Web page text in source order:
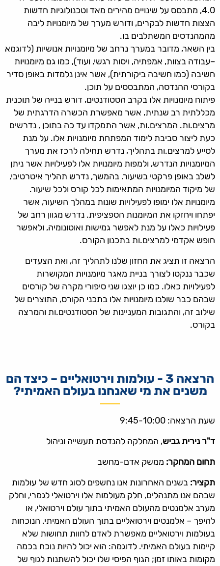
4.0, מתבסס על שינויים מהירים מאד וטכנולוגיות חדשות
הצצות חדשות לבקרים, ודורש מערך של מיומנויות ליבה
מהמהנדסים המשתלבים בו.
בין השאר, מדובר במערך נרחב של מיומנויות אנושיות (לדוגמא
–עבודה בצוות, אמפתיה, ויסות רגשי, ועוד), כמו גם מיומנויות
חשיבה (כמו חשיבה ביקורתית), אשר אינן נלמדות באופן סדיר
בקורסי ההנדסה, המתבססים על תוכן.
פיתוח מיומנויות אלו בקרב הסטודנטים, דורש בנייה של תוכנית
מכללתית רב שנתית, אשר מאפשרת הכשרה הדרגתית של
מרצים.ות. המרצים.ות, אשר התמקדו עד כה בתוכן , נדרשים
כעת ליצור סביבת לימוד המפתחת מיומנויות אלו. על מנת
לסייע למרצים.ות בתהליך, נדרש תחילה לרכז את מערך
המיומנויות הנדרש, ולמפות מיומנויות אלו לפעילויות אשר ניתן
לשלב באופן פרקטי בשיעור. בהמשך, נדרש תהליך איטרטיבי,
של מיקוד המיומנויות המתאימות לכל קורס ולכל שיעור.
מיומנויות אלו ימופו לפעילויות שונות במהלך השיעור, אשר
יפתחו ויחזקו את המיומנות הספציפית. נדרש מגוון רחב של
פעילויות כאלו על מנת לאפשר גמישות ואוטונומיה, ולאפשר
חופש אקדמי למרצים.ות בתכנון הקורס.
הרצאה זו תציג את החזון שלנו לתהליך זה, ואת הצעדים
שכבר ננקטו לצורך בניית מאגר מיומנויות המקושרות
לפעילויות כאלו. כמו כן יוצגו שני סיפורי מקרה של קורסים
שבהם כבר שולבו מיומנויות אלו בתכני הקורס, התוצרים של
שילוב זה, והתגובות המעניינות של הסטודנטים.ות והמרצה
בקורס.
הרצאה 3 - עולמות וירטואליים – כיצד הם
משנים את מי שאנחנו בעולם האמיתי?
שעת הרצאה: 9:45-10:00
ד"ר נירית גביש, המחלקה להנדסת תעשייה וניהול
תחום המחקר: ממשק אדם-מחשב
תקציר: בשנים האחרונות אנו נחשפים לסוג חדש של עולמות
שבהם אנו מתנהלים, חלק מעולמות אלו וירטואלי לגמרי, וחלק
מערב אלמנטים מהעולם האמיתי בתוך עולם וירטואלי, או
להיפך – אלמנטים וירטואליים בתוך העולם האמיתי. הנוכחות
בעולמות וירטואליים מאפשרת לאדם לחוות תחושות שלא
קיימות בעולם האמיתי. לדוגמה: הוא יכול להיות נוכח בכמה
מקומות באותו זמן; הגוף הפיסי שלו יכול להשתנות לגוף של